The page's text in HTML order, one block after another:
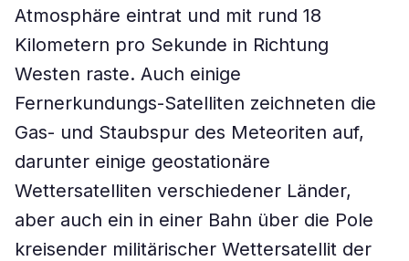
Atmosphäre eintrat und mit rund 18
Kilometern pro Sekunde in Richtung
Westen raste. Auch einige
Fernerkundungs-Satelliten zeichneten die
Gas- und Staubspur des Meteoriten auf,
darunter einige geostationäre
Wettersatelliten verschiedener Länder,
aber auch ein in einer Bahn über die Pole
kreisender militärischer Wettersatellit der